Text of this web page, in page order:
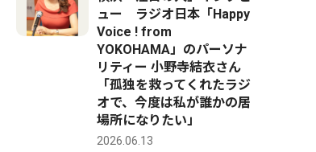
ュー ラジオ日本「Happy
Voice ! from
YOKOHAMA」のパーソナ
リティー 小野寺結衣さん
「孤独を救ってくれたラジ
オで、今度は私が誰かの居
場所になりたい」
2026.06.13